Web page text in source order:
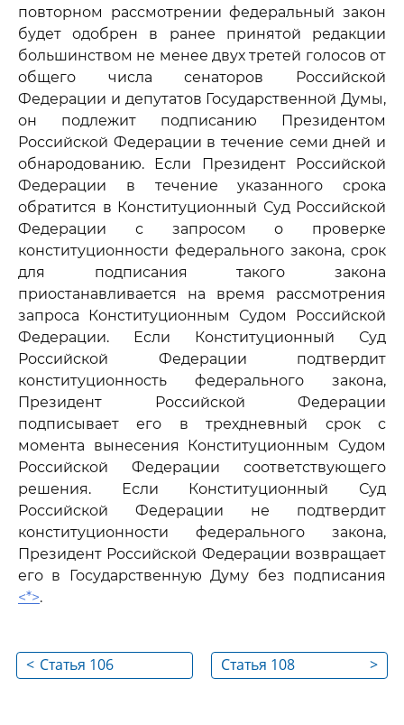
повторном рассмотрении федеральный закон
будет одобрен в ранее принятой редакции
большинством не менее двух третей голосов от
общего числа сенаторов Российской
Федерации и депутатов Государственной Думы,
он подлежит подписанию Президентом
Российской Федерации в течение семи дней и
обнародованию. Если Президент Российской
Федерации в течение указанного срока
обратится в Конституционный Суд Российской
Федерации с запросом о проверке
конституционности федерального закона, срок
для подписания такого закона
приостанавливается на время рассмотрения
запроса Конституционным Судом Российской
Федерации. Если Конституционный Суд
Российской Федерации подтвердит
конституционность федерального закона,
Президент Российской Федерации
подписывает его в трехдневный срок с
момента вынесения Конституционным Судом
Российской Федерации соответствующего
решения. Если Конституционный Суд
Российской Федерации не подтвердит
конституционности федерального закона,
Президент Российской Федерации возвращает
его в Государственную Думу без подписания
<*>.
< Статья 106 >
Статья 108